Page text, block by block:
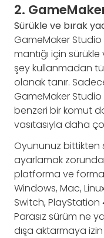
2.
Sürükle ve bırak
GameMaker
mantığı için
şey kullanmadan
olanak tanır.
GameMaker
benzeri bir komut
vasıtasıyla daha
Oyununuz bittikten
ayarlamak
platforma ve
Windows, Mac,
Switch, PlayStation
Parasız sürüm ne
dışa aktarmaya